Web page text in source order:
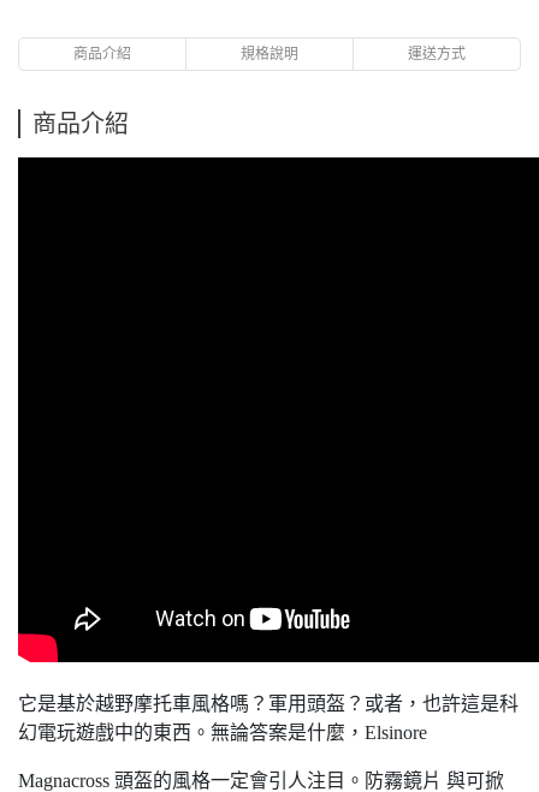
商品介紹 規格說明 運送方式
商品介紹
它是基於越野摩托車風格嗎？軍用頭盔？或者，也許這是科
幻電玩遊戲中的東西。無論答案是什麼，Elsinore
Magnacross 頭盔的風格一定會引人注目。防霧鏡片 與可掀